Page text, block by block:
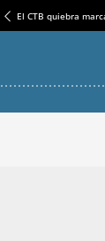
El CTB quiebra